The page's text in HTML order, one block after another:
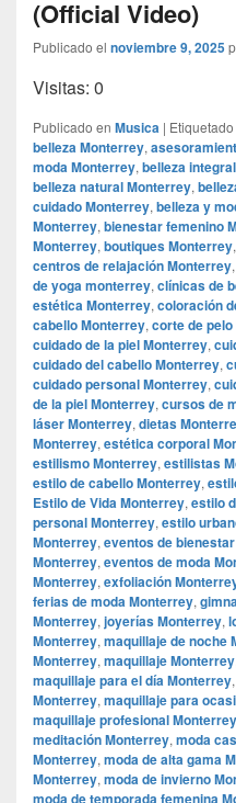
(Official Video)
Publicado el noviembre 9, 2025
Visitas: 0
Publicado en Musica | Etiquetado
belleza Monterrey,
moda Monterrey, belleza
belleza natural Monterrey,
cuidado Monterrey, belleza y
Monterrey, bienestar femenino
Monterrey, boutiques Monterrey,
centros de relajación Monterrey,
de yoga monterrey, clínicas de
estética Monterrey, coloración
cabello Monterrey, corte de
cuidado de la piel Monterrey,
cuidado del cabello Monterrey,
cuidado personal Monterrey,
de la piel Monterrey, cursos de
láser Monterrey, dietas
Monterrey, estética corporal
estilismo Monterrey, estilistas
estilo de cabello Monterrey,
Estilo de Vida Monterrey, estilo
personal Monterrey, estilo
Monterrey, eventos de
Monterrey, eventos de moda
Monterrey, exfoliación
ferias de moda Monterrey,
Monterrey, joyerías Monterrey,
Monterrey, maquillaje de noche
Monterrey, maquillaje Monterrey
maquillaje para el día Monterrey,
Monterrey, maquillaje para
maquillaje profesional Monterrey
meditación Monterrey, moda
Monterrey, moda de alta gama
Monterrey, moda de invierno
moda de temporada femenina